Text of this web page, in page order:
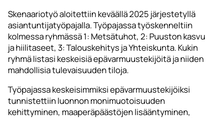
Skenaariotyö aloitettiin keväällä 2025 järjestetyllä
asiantuntijatyöpajalla. Työpajassa työskenneltiin
kolmessa ryhmässä 1: Metsätuhot, 2: Puuston kasvu
ja hiilitaseet, 3: Talouskehitys ja Yhteiskunta. Kukin
ryhmä listasi keskeisiä epävarmuustekijöitä ja niiden
mahdollisia tulevaisuuden tiloja.
Työpajassa keskeisimmiksi epävarmuustekijöiksi
tunnistettiin luonnon monimuotoisuuden
kehittyminen, maaperäpäästöjen lisääntyminen,